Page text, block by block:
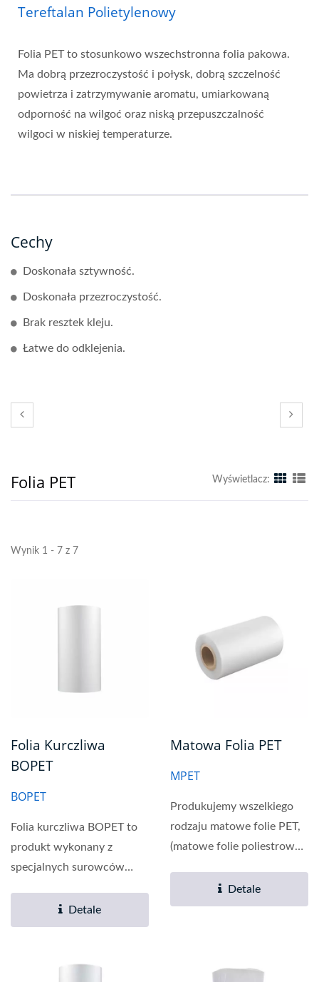
Tereftalan Polietylenowy
Folia PET to stosunkowo wszechstronna folia pakowa.
Ma dobrą przezroczystość i połysk, dobrą szczelność
powietrza i zatrzymywanie aromatu, umiarkowaną
odporność na wilgoć oraz niską przepuszczalność
wilgoci w niskiej temperaturze.
Cechy
Doskonała sztywność.
Doskonała przezroczystość.
Brak resztek kleju.
Łatwe do odklejenia.
Folia PET Wyświetlacz:
Wynik 1 - 7 z 7
Folia Kurczliwa
BOPET
BOPET
Folia kurczliwa BOPET to
produkt wykonany z
specjalnych surowców
modyfikowanych...
Detale
Matowa Folia PET
MPET
Produkujemy wszelkiego
rodzaju matowe folie PET,
(matowe folie poliestrowe),
wysokiej...
Detale